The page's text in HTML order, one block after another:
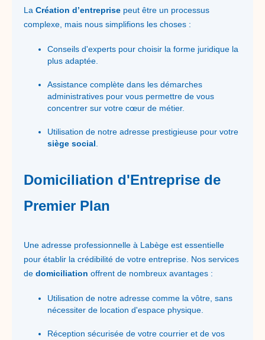
La Création d’entreprise peut être un processus
complexe, mais nous simplifions les choses :
Conseils d'experts pour choisir la forme juridique la
plus adaptée.
Assistance complète dans les démarches
administratives pour vous permettre de vous
concentrer sur votre cœur de métier.
Utilisation de notre adresse prestigieuse pour votre
siège social
Domiciliation d'Entreprise de
Premier Plan
Une adresse professionnelle à Labège est essentielle
pour établir la crédibilité de votre entreprise. Nos services
de domiciliation offrent de nombreux avantages :
Utilisation de notre adresse comme la vôtre, sans
nécessiter de location d'espace physique.
Réception sécurisée de votre courrier et de vos